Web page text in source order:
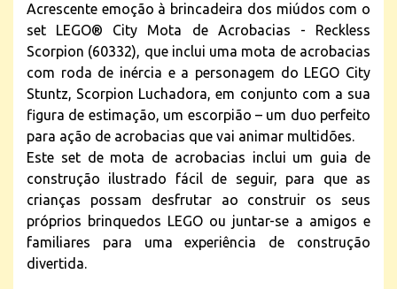
Acrescente emoção à brincadeira dos miúdos com o
set LEGO® City Mota de Acrobacias - Reckless
Scorpion (60332), que inclui uma mota de acrobacias
com roda de inércia e a personagem do LEGO City
Stuntz, Scorpion Luchadora, em conjunto com a sua
figura de estimação, um escorpião – um duo perfeito
para ação de acrobacias que vai animar multidões.
Este set de mota de acrobacias inclui um guia de
construção ilustrado fácil de seguir, para que as
crianças possam desfrutar ao construir os seus
próprios brinquedos LEGO ou juntar-se a amigos e
familiares para uma experiência de construção
divertida.